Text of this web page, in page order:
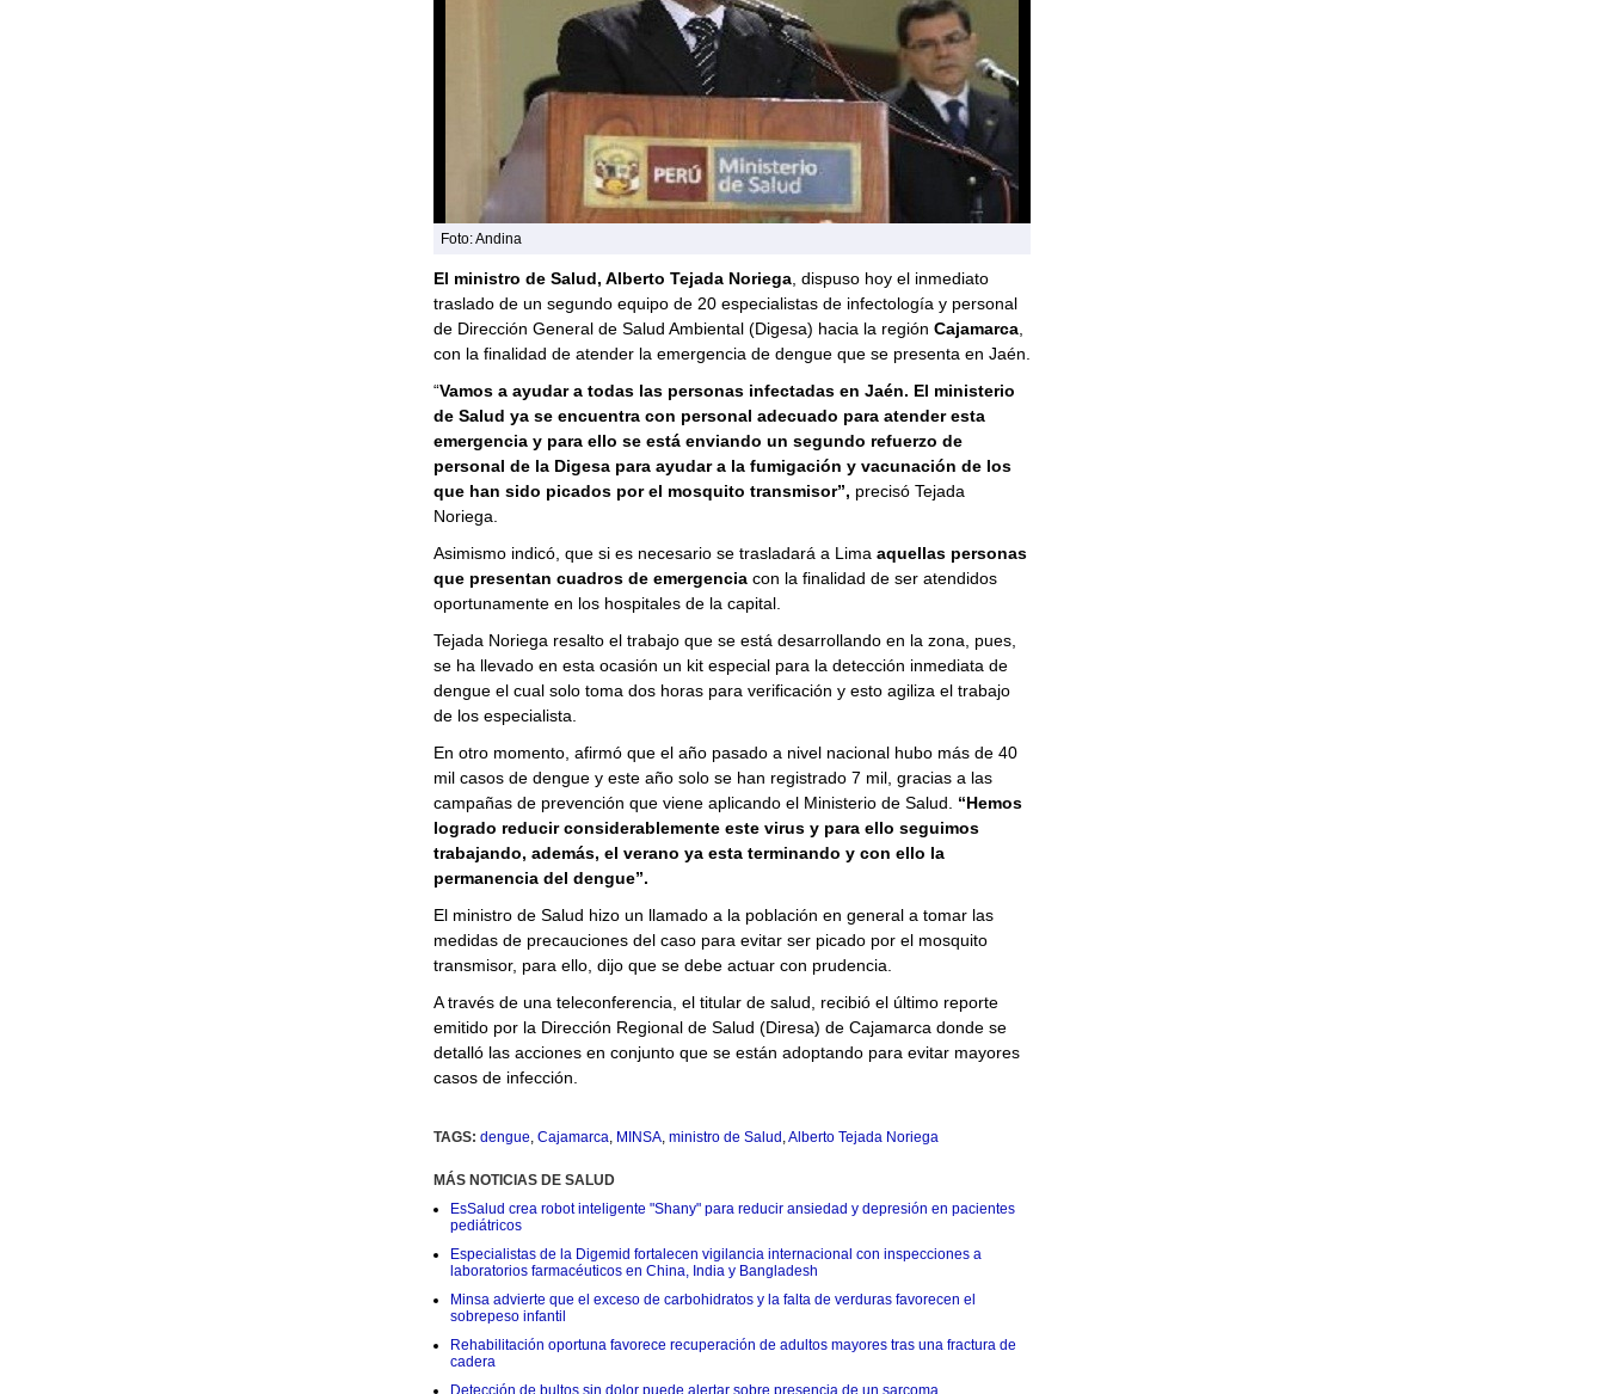
Foto: Andina
El ministro de Salud, Alberto Tejada Noriega, dispuso hoy el inmediato
traslado de un segundo equipo de 20 especialistas de infectología y personal
de Dirección General de Salud Ambiental (Digesa) hacia la región Cajamarca,
con la finalidad de atender la emergencia de dengue que se presenta en Jaén.
“Vamos a ayudar a todas las personas infectadas en Jaén. El ministerio
de Salud ya se encuentra con personal adecuado para atender esta
emergencia y para ello se está enviando un segundo refuerzo de
personal de la Digesa para ayudar a la fumigación y vacunación de los
que han sido picados por el mosquito transmisor”, precisó Tejada
Noriega.
Asimismo indicó, que si es necesario se trasladará a Lima aquellas personas
que presentan cuadros de emergenciacon la finalidad de ser atendidos
oportunamente en los hospitales de la capital.
Tejada Noriega resalto el trabajo que se está desarrollando en la zona, pues,
se ha llevado en esta ocasión un kit especial para la detección inmediata de
dengue el cual solo toma dos horas para verificación y esto agiliza el trabajo
de los especialista.
En otro momento, afirmó que el año pasado a nivel nacional hubo más de 40
mil casos de dengue y este año solo se han registrado 7 mil, gracias a las
campañas de prevención que viene aplicando el Ministerio de Salud.
“Hemos
logrado reducir considerablemente este virus y para ello seguimos
trabajando, además, el verano ya esta terminando y con ello la
permanencia del dengue”.
El ministro de Salud hizo un llamado a la población en general a tomar las
medidas de precauciones del caso para evitar ser picado por el mosquito
transmisor, para ello, dijo que se debe actuar con prudencia.
A través de una teleconferencia, el titular de salud, recibió el último reporte
emitido por la Dirección Regional de Salud (Diresa) de Cajamarca donde se
detalló las acciones en conjunto que se están adoptando para evitar mayores
casos de infección.
TAGS: dengue, Cajamarca, MINSA, ministro de Salud ,Alberto Tejada Noriega
MÁS NOTICIAS DE SALUD
EsSalud crea robot inteligente "Shany" para reducir ansiedad y depresión en pacientes
pediátricos
Especialistas de la Digemid fortalecen vigilancia internacional con inspecciones a
laboratorios farmacéuticos en China, India y Bangladesh
Minsa advierte que el exceso de carbohidratos y la falta de verduras favorecen el
sobrepeso infantil
Rehabilitación oportuna favorece recuperación de adultos mayores tras una fractura de
cadera
Detección de bultos sin dolor puede alertar sobre presencia de un sarcoma